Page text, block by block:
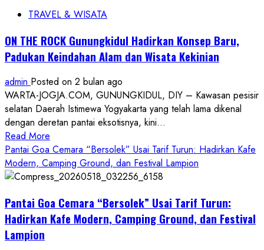
TRAVEL & WISATA
ON THE ROCK Gunungkidul Hadirkan Konsep Baru,
Padukan Keindahan Alam dan Wisata Kekinian
admin Posted on 2 bulan ago
WARTA-JOGJA.COM, GUNUNGKIDUL, DIY – Kawasan pesisir
selatan Daerah Istimewa Yogyakarta yang telah lama dikenal
dengan deretan pantai eksotisnya, kini...
Read More
more
about
ON
ROCK
Gunungkidul
Pantai Goa Cemara “Bersolek” Usai Tarif Turun: Hadirkan Kafe
Modern, Camping Ground, dan Festival Lampion
Pantai Goa Cemara “Bersolek” Usai Tarif Turun:
Hadirkan Kafe Modern, Camping Ground, dan Festival
Lampion